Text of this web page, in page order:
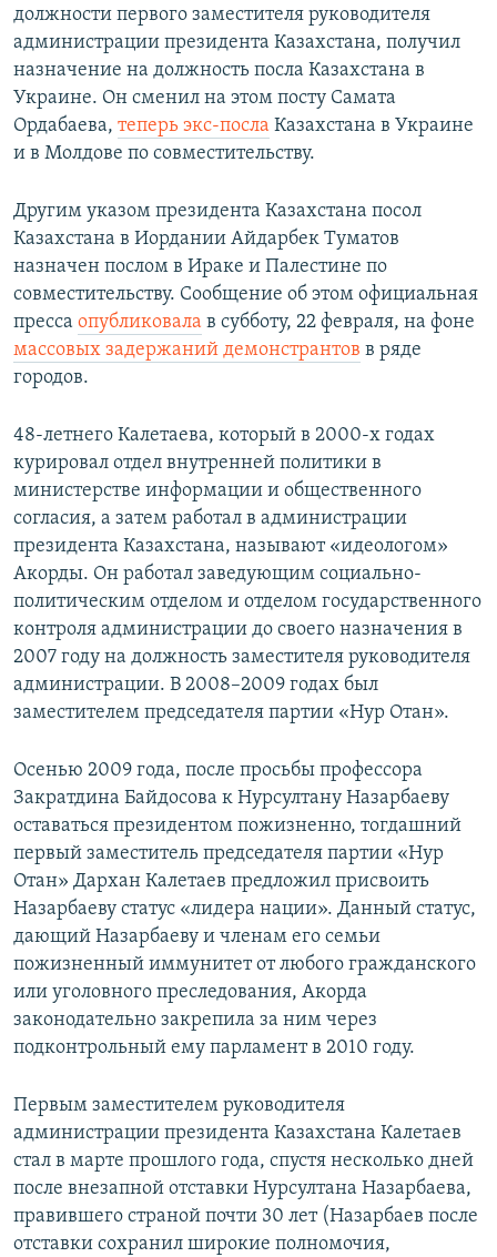
должности первого заместителя руководителя
администрации президента Казахстана, получил
назначение на должность посла Казахстана в
Украине. Он сменил на этом посту Самата
Ордабаева, теперь экс-посла Казахстана в Украине
и в Молдове по совместительству.
Другим указом президента Казахстана посол
Казахстана в Иордании Айдарбек Туматов
назначен послом в Ираке и Палестине по
совместительству. Сообщение об этом официальная
пресса опубликовала в субботу, 22 февраля, на фоне
массовых задержаний демонстрантов в ряде
городов.
48-летнего Калетаева, который в 2000-х годах
курировал отдел внутренней политики в
министерстве информации и общественного
согласия, а затем работал в администрации
президента Казахстана, называют «идеологом»
Акорды. Он работал заведующим социально-
политическим отделом и отделом государственного
контроля администрации до своего назначения в
2007 году на должность заместителя руководителя
администрации. В 2008–2009 годах был
заместителем председателя партии «Нур Отан».
Осенью 2009 года, после просьбы профессора
Закратдина Байдосова к Нурсултану Назарбаеву
оставаться президентом пожизненно, тогдашний
первый заместитель председателя партии «Нур
Отан» Дархан Калетаев предложил присвоить
Назарбаеву статус «лидера нации». Данный статус,
дающий Назарбаеву и членам его семьи
пожизненный иммунитет от любого гражданского
или уголовного преследования, Акорда
законодательно закрепила за ним через
подконтрольный ему парламент в 2010 году.
Первым заместителем руководителя
администрации президента Казахстана Калетаев
стал в марте прошлого года, спустя несколько дней
после внезапной отставки Нурсултана Назарбаева,
правившего страной почти 30 лет (Назарбаев после
отставки сохранил широкие полномочия,